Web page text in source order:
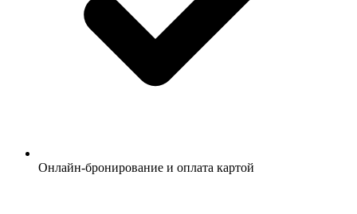
Онлайн-бронирование и оплата картой